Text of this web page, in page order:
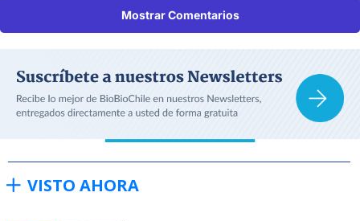
Mostrar Comentarios
VISTO AHORA